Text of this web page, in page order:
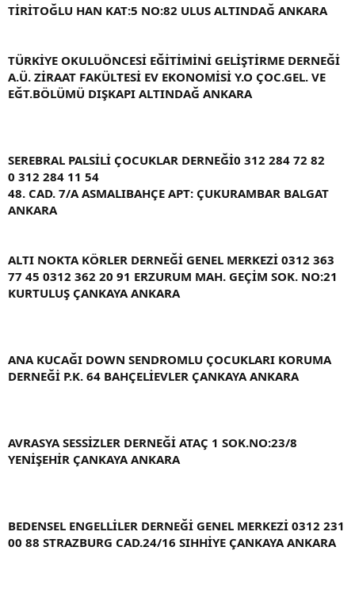
TİRİTOĞLU HAN KAT:5 NO:82 ULUS ALTINDAĞ ANKARA
TÜRKİYE OKULUÖNCESİ EĞİTİMİNİ GELİŞTİRME DERNEĞİ
A.Ü. ZİRAAT FAKÜLTESİ EV EKONOMİSİ Y.O ÇOC.GEL. VE
EĞT.BÖLÜMÜ DIŞKAPI ALTINDAĞ ANKARA
SEREBRAL PALSİLİ ÇOCUKLAR DERNEĞİ0 312 284 72 82
0 312 284 11 54
48. CAD. 7/A ASMALIBAHÇE APT: ÇUKURAMBAR BALGAT
ANKARA
ALTI NOKTA KÖRLER DERNEĞİ GENEL MERKEZİ 0312 363
77 45 0312 362 20 91 ERZURUM MAH. GEÇİM SOK. NO:21
KURTULUŞ ÇANKAYA ANKARA
ANA KUCAĞI DOWN SENDROMLU ÇOCUKLARI KORUMA
DERNEĞİ P.K. 64 BAHÇELİEVLER ÇANKAYA ANKARA
AVRASYA SESSİZLER DERNEĞİ ATAÇ 1 SOK.NO:23/8
YENİŞEHİR ÇANKAYA ANKARA
BEDENSEL ENGELLİLER DERNEĞİ GENEL MERKEZİ 0312 231
00 88 STRAZBURG CAD.24/16 SIHHİYE ÇANKAYA ANKARA